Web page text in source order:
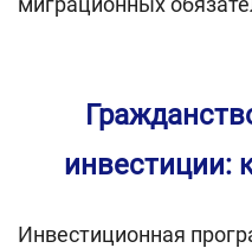
инвестиции:
Инвестиционная